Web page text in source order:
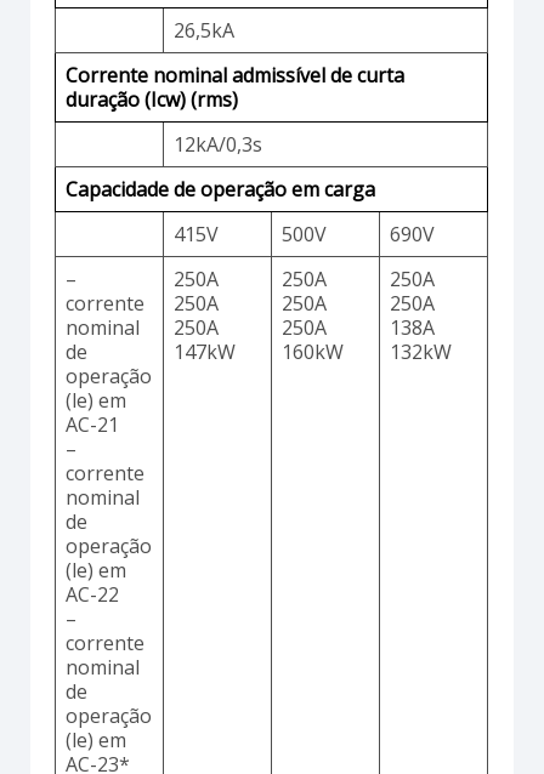
26,5kA
Corrente nominal admissível de curta
duração (Icw) (rms)
12kA/0,3s
Capacidade de operação em carga
415V
500V
690V
–
corrente
nominal
de
operação
(le) em
AC-21
–
corrente
nominal
de
operação
(le) em
AC-22
–
corrente
nominal
de
operação
(le) em
AC-23*
250A
250A
250A
147kW
250A
250A
250A
160kW
250A
250A
138A
132kW